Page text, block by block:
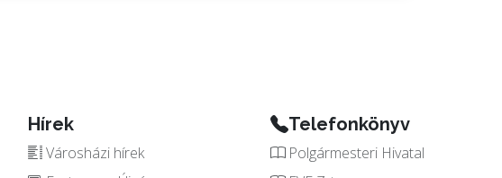
Hírek
Városházi hírek
Telefonkönyv
Polgármesteri Hivatal